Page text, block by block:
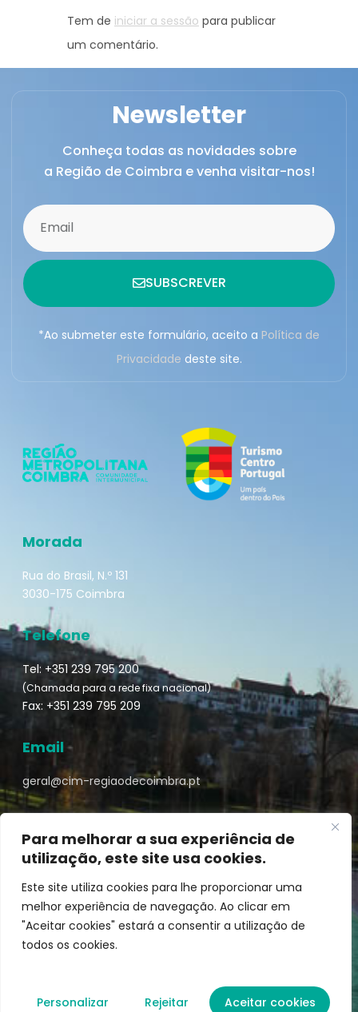
Para melhorar a sua experiência de
utilização, este site usa cookies.
Este site utiliza cookies para lhe proporcionar uma
melhor experiência de navegação. Ao clicar em
"Aceitar cookies" estará a consentir a utilização de
todos os cookies.
Personalizar Rejeitar Aceitar cookies
Tem de iniciar a sessão para publicar
um comentário.
Newsletter
Conheça todas as novidades sobre
a Região de Coimbra e venha visitar-nos!
SUBSCREVER
*Ao submeter este formulário, aceito a Política de
Privacidade deste site.
Morada
Rua do Brasil, N.º 131
3030-175 Coimbra
Telefone
Tel: +351 239 795 200
(Chamada para a rede fixa nacional)
Fax: +351 239 795 209
Email
geral@cim-regiaodecoimbra.pt
Turismo de Coimbra © || Desenvolvido por